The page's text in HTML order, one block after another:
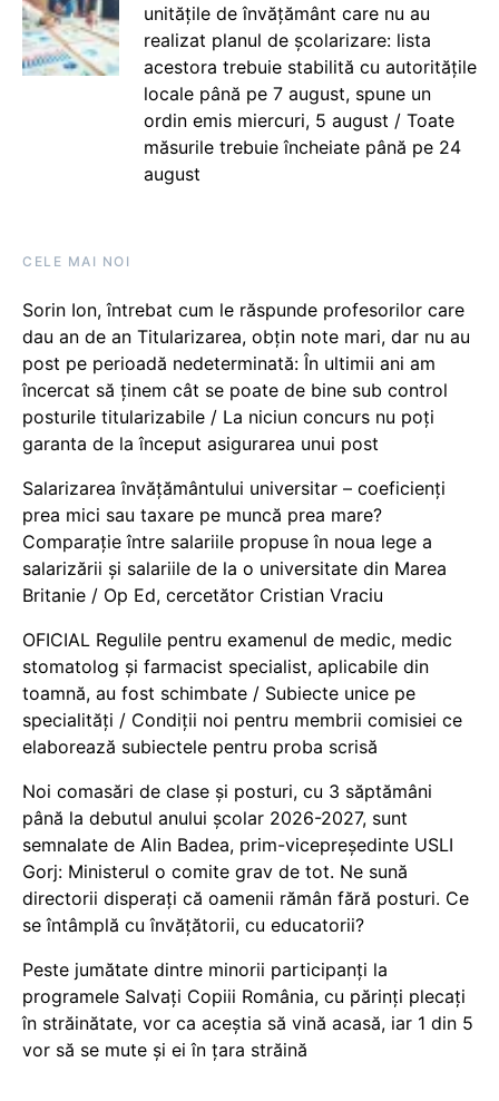
unitățile de învățământ care nu au
realizat planul de școlarizare: lista
acestora trebuie stabilită cu autoritățile
locale până pe 7 august, spune un
ordin emis miercuri, 5 august / Toate
măsurile trebuie încheiate până pe 24
august
CELE MAI NOI
Sorin Ion, întrebat cum le răspunde profesorilor care
dau an de an Titularizarea, obțin note mari, dar nu au
post pe perioadă nedeterminată: În ultimii ani am
încercat să ținem cât se poate de bine sub control
posturile titularizabile / La niciun concurs nu poți
garanta de la început asigurarea unui post
Salarizarea învățământului universitar – coeficienți
prea mici sau taxare pe muncă prea mare?
Comparație între salariile propuse în noua lege a
salarizării și salariile de la o universitate din Marea
Britanie / Op Ed, cercetător Cristian Vraciu
OFICIAL Regulile pentru examenul de medic, medic
stomatolog și farmacist specialist, aplicabile din
toamnă, au fost schimbate / Subiecte unice pe
specialități / Condiții noi pentru membrii comisiei ce
elaborează subiectele pentru proba scrisă
Noi comasări de clase și posturi, cu 3 săptămâni
până la debutul anului școlar 2026-2027, sunt
semnalate de Alin Badea, prim-vicepreședinte USLI
Gorj: Ministerul o comite grav de tot. Ne sună
directorii disperați că oamenii rămân fără posturi. Ce
se întâmplă cu învățătorii, cu educatorii?
Peste jumătate dintre minorii participanți la
programele Salvați Copiii România, cu părinți plecați
în străinătate, vor ca aceștia să vină acasă, iar 1 din 5
vor să se mute și ei în țara străină